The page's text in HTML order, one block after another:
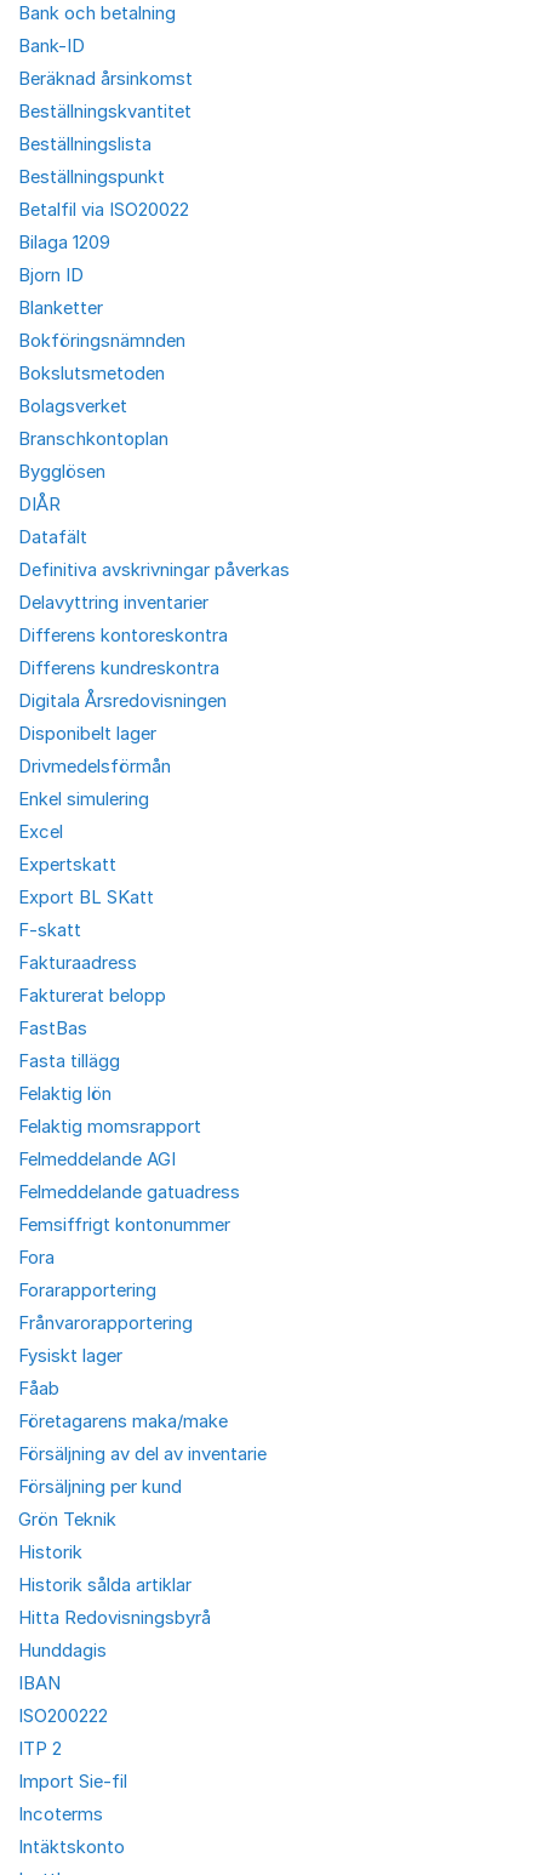
Bank och betalning
Bank-ID
Beräknad årsinkomst
Beställningskvantitet
Beställningslista
Beställningspunkt
Betalfil via ISO20022
Bilaga 1209
Bjorn ID
Blanketter
Bokföringsnämnden
Bokslutsmetoden
Bolagsverket
Branschkontoplan
Bygglösen
DIÅR
Datafält
Definitiva avskrivningar påverkas
Delavyttring inventarier
Differens kontoreskontra
Differens kundreskontra
Digitala Årsredovisningen
Disponibelt lager
Drivmedelsförmån
Enkel simulering
Excel
Expertskatt
Export BL SKatt
F-skatt
Fakturaadress
Fakturerat belopp
FastBas
Fasta tillägg
Felaktig lön
Felaktig momsrapport
Felmeddelande AGI
Felmeddelande gatuadress
Femsiffrigt kontonummer
Fora
Forarapportering
Frånvarorapportering
Fysiskt lager
Fåab
Företagarens maka/make
Försäljning av del av inventarie
Försäljning per kund
Grön Teknik
Historik
Historik sålda artiklar
Hitta Redovisningsbyrå
Hunddagis
IBAN
ISO200222
ITP 2
Import Sie-fil
Incoterms
Intäktskonto